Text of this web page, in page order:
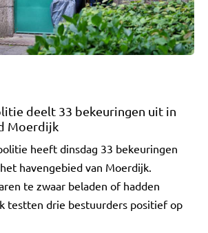
deelt 33 bekeuringen uit in
Moerdijk
heeft dinsdag 33 bekeuringen
havengebied van Moerdijk.
te zwaar beladen of hadden
testten drie bestuurders positief op